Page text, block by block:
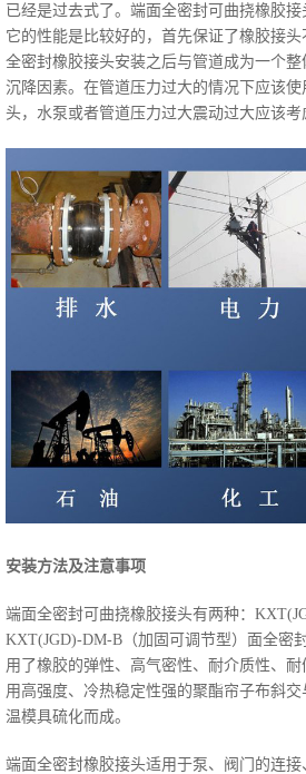
已经是过去式了。端面全密封可曲挠橡胶接
它的性能是比较好的，首先保证了橡胶接
全密封橡胶接头安装之后与管道成为一个
沉降因素。在管道压力过大的情况下应该
头，水泵或者管道压力过大震动过大应该考
安装方法及注意事项
端面全密封可曲挠橡胶接头有两种：
KXT(JGD)-DM-B（加固可调节型）面全密
用了橡胶的弹性、高气密性、耐介质性、
用高强度、冷热稳定性强的聚酯帘子布斜
温模具硫化而成。
端面全密封橡胶接头适用于泵、阀门的连